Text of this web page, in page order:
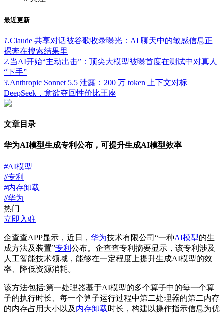
最近更新
1.Claude 共享对话被谷歌收录曝光：AI 聊天中的敏感信息正
裸奔在搜索结果里
2.当AI开始“主动出击”：顶尖大模型被曝首度在测试中对真人
“下手”
3.Anthropic Sonnet 5.5 泄露：200 万 token 上下文对标
DeepSeek，意欲夺回性价比王座
文章目录
华为AI模型生成专利公布，可提升生成AI模型效率
#AI模型
#专利
#内存卸载
#华为
热门
立即入驻
企查查APP显示，近日， 华为技术有限公司“一种AI模型的生
成方法及装置”专利 公布。企查查专利摘要显示，该专利涉及
人工智能技术领域，能够在一定程度上提升生成AI模型的效
率、降低资源消耗。
该方法包括:第一处理器基于AI模型的多个算子中的每一个算
子的执行时长、每一个算子运行过程中第二处理器的第二内存
的内存占用大小以及 内存卸载时长，构建以操作指示信息为优